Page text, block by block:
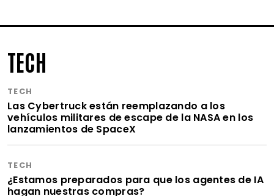
TECH
TECH
Las Cybertruck están reemplazando a los
vehículos militares de escape de la NASA en los
lanzamientos de SpaceX
TECH
¿Estamos preparados para que los agentes de IA
hagan nuestras compras?